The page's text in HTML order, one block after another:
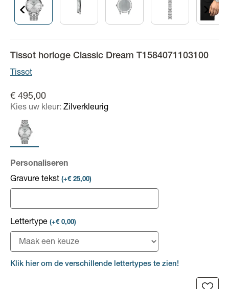
Tissot horloge Classic Dream T1584071103100
Tissot
€ 495,00
Kies uw kleur: Zilverkleurig
Personaliseren
Gravure tekst (+€ 25,00)
Lettertype (+€ 0,00)
Klik hier om de verschillende lettertypes te zien!